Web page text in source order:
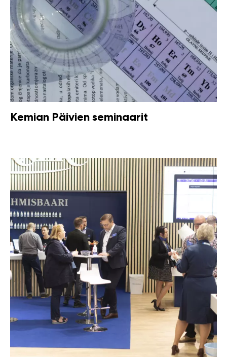
Kemian Päivien seminaarit